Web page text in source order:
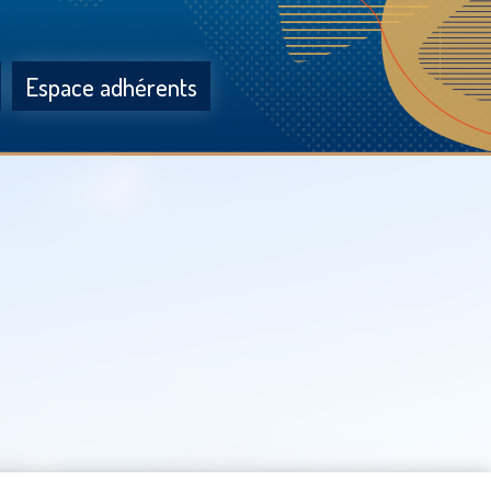
Espace adhérents